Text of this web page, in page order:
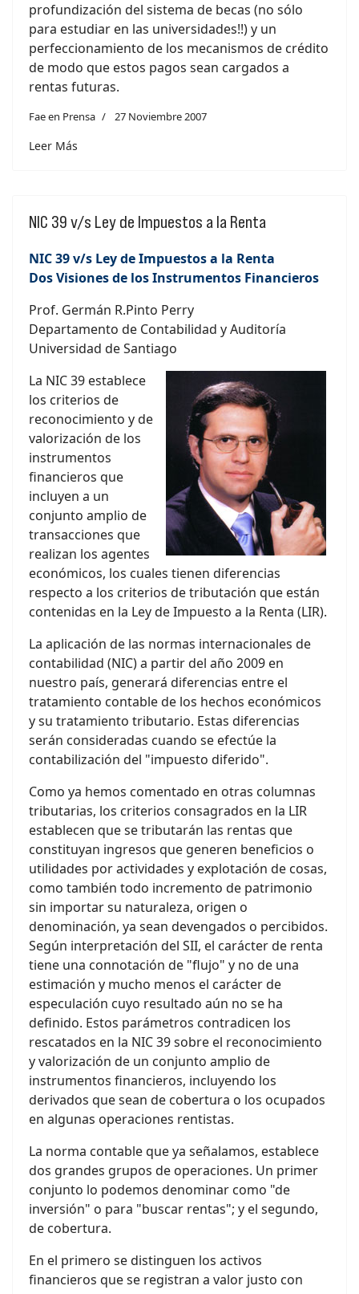
profundización del sistema de becas (no sólo
para estudiar en las universidades!!) y un
perfeccionamiento de los mecanismos de crédito
de modo que estos pagos sean cargados a
rentas futuras.
Fae en Prensa 27 Noviembre 2007
Leer Más
NIC 39 v/s Ley de Impuestos a la Renta
NIC 39 v/s Ley de Impuestos a la Renta
Dos Visiones de los Instrumentos Financieros
Prof. Germán R.Pinto Perry
Departamento de Contabilidad y Auditoría
Universidad de Santiago
La NIC 39 establece
los criterios de
reconocimiento y de
valorización de los
instrumentos
financieros que
incluyen a un
conjunto amplio de
transacciones que
realizan los agentes
económicos, los cuales tienen diferencias
respecto a los criterios de tributación que están
contenidas en la Ley de Impuesto a la Renta (LIR).
La aplicación de las normas internacionales de
contabilidad (NIC) a partir del año 2009 en
nuestro país, generará diferencias entre el
tratamiento contable de los hechos económicos
y su tratamiento tributario. Estas diferencias
serán consideradas cuando se efectúe la
contabilización del "impuesto diferido".
Como ya hemos comentado en otras columnas
tributarias, los criterios consagrados en la LIR
establecen que se tributarán las rentas que
constituyan ingresos que generen beneficios o
utilidades por actividades y explotación de cosas,
como también todo incremento de patrimonio
sin importar su naturaleza, origen o
denominación, ya sean devengados o percibidos.
Según interpretación del SII, el carácter de renta
tiene una connotación de "flujo" y no de una
estimación y mucho menos el carácter de
especulación cuyo resultado aún no se ha
definido. Estos parámetros contradicen los
rescatados en la NIC 39 sobre el reconocimiento
y valorización de un conjunto amplio de
instrumentos financieros, incluyendo los
derivados que sean de cobertura o los ocupados
en algunas operaciones rentistas.
La norma contable que ya señalamos, establece
dos grandes grupos de operaciones. Un primer
conjunto lo podemos denominar como "de
inversión" o para "buscar rentas"; y el segundo,
de cobertura.
En el primero se distinguen los activos
financieros que se registran a valor justo con